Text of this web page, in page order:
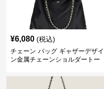
¥6,080 (税込)
チェーン バッグ ギャザーデザイ
ン金属チェーンショルダートー